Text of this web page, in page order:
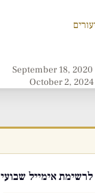
September 18, 2020
October 2, 2024
אימייל שבועי